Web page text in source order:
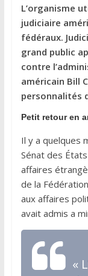
L’organisme
judiciaire
fédéraux.
grand public
contre
américain Bill
personnalités
Petit retour en
Il y a quelques
Sénat des
affaires
de la
aux affaires
avait admis a
«